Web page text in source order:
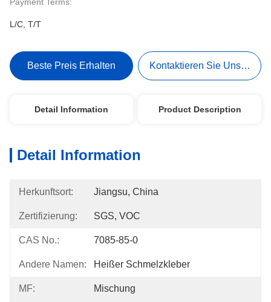
L/C, T/T
Beste Preis Erhalten Kontaktieren Sie Uns Jetzt
Detail Information Product Description
Detail Information
Herkunftsort: Jiangsu, China
Zertifizierung: SGS, VOC
CAS No.: 7085-85-0
Andere Namen: Heißer Schmelzkleber
MF: Mischung